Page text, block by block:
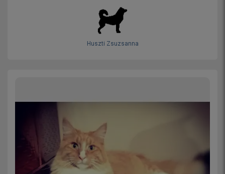
Huszti Zsuzsanna